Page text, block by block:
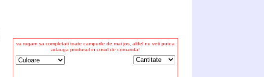
va rugam sa completati toate campurile de mai jos, altfel nu veti putea
adauga produsul in cosul de comanda!